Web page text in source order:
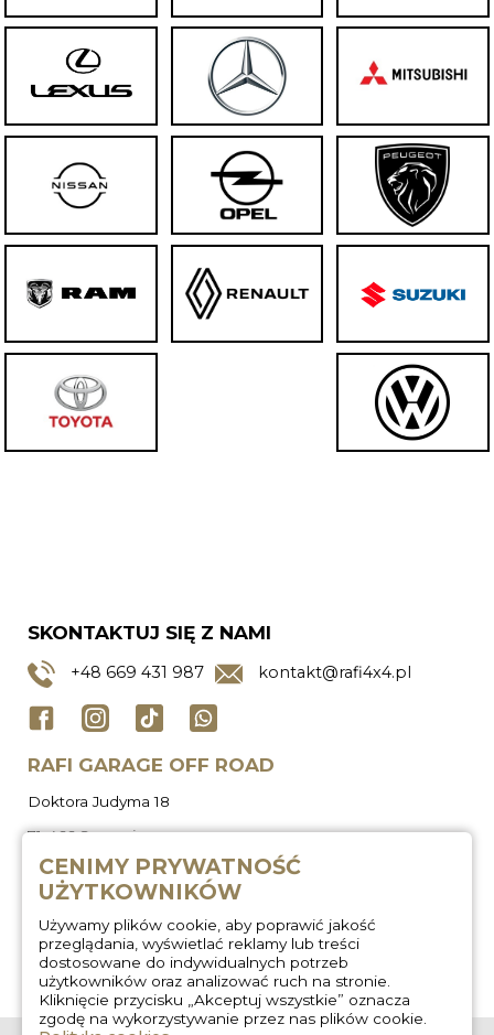
SKONTAKTUJ SIĘ Z NAMI
+48 669 431 987 kontakt@rafi4x4.pl
RAFI GARAGE OFF ROAD
Doktora Judyma 18
71-466 Szczecin
CENIMY PRYWATNOŚĆ
UŻYTKOWNIKÓW
Używamy plików cookie, aby poprawić jakość
przeglądania, wyświetlać reklamy lub treści
dostosowane do indywidualnych potrzeb
użytkowników oraz analizować ruch na stronie.
Kliknięcie przycisku „Akceptuj wszystkie” oznacza
zgodę na wykorzystywanie przez nas plików cookie.